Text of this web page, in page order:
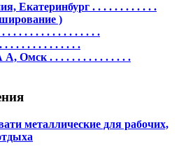
Екатеринбург . . . . . . . . . . . .
)
. . . . . . . . . . . . . . . .
. . . . . . . . . . . . .
Омск . . . . . . . . . . . . . . .
металлические для рабочих,